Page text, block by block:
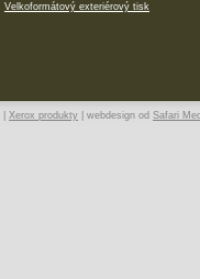
Velkoformátový exteriérový tisk
Xerox produkty | webdesign od Safari